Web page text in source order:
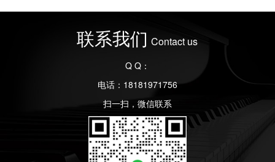
联系我们 Contact us
Q Q：
电话：18181971756
扫一扫，微信联系